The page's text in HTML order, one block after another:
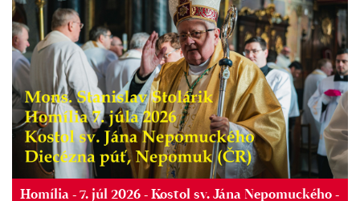
Homília - 7. júl 2026 - Kostol sv. Jána Nepomuckého -